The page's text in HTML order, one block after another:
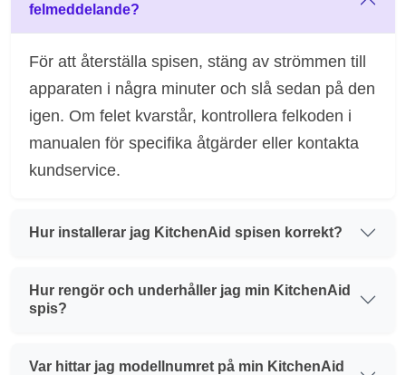
felmeddelande?
För att återställa spisen, stäng av strömmen till
apparaten i några minuter och slå sedan på den
igen. Om felet kvarstår, kontrollera felkoden i
manualen för specifika åtgärder eller kontakta
kundservice.
Hur installerar jag KitchenAid spisen korrekt?
Hur rengör och underhåller jag min KitchenAid
spis?
Var hittar jag modellnumret på min KitchenAid